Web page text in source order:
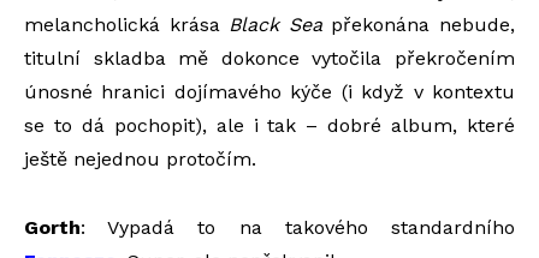
melancholická krása Black Seapřekonána nebude,
titulní skladba mě dokonce vytočila překročením
únosné hranici dojímavého kýče (i když v kontextu
se to dá pochopit), ale i tak – dobré album, které
ještě nejednou protočím.
Gorth: Vypadá to na takového standardního